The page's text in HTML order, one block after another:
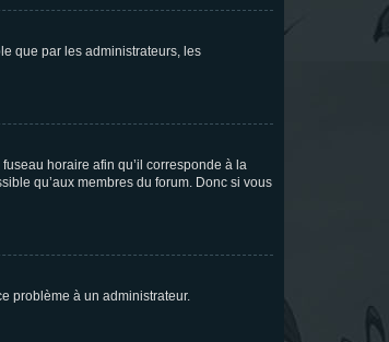
que par les administrateurs, les
horaire afin qu’il corresponde à la
qu’aux membres du forum. Donc si vous
problème à un administrateur.